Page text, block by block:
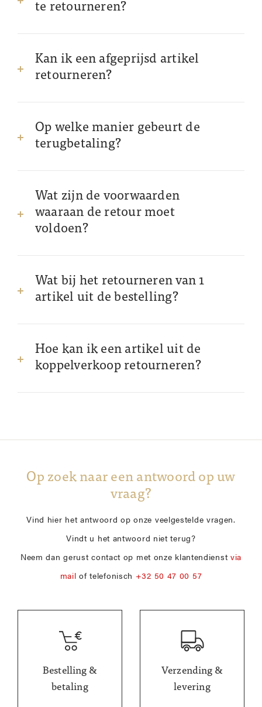
te retourneren?
Kan ik een afgeprijsd artikel
retourneren?
Op welke manier gebeurt de
terugbetaling?
Wat zijn de voorwaarden
waaraan de retour moet
voldoen?
Wat bij het retourneren van 1
artikel uit de bestelling?
Hoe kan ik een artikel uit de
koppelverkoop retourneren?
Op zoek naar een antwoord op uw
vraag?
Vind hier het antwoord op onze veelgestelde vragen.
Vindt u het antwoord niet terug?
Neem dan gerust contact op met onze klantendienst via
mail of telefonisch +32 50 47 00 57
Bestelling &
betaling
Verzending &
levering